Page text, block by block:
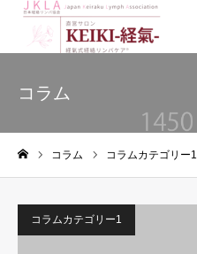
コラム
コラム コラムカテゴリー1
コラムカテゴリー1